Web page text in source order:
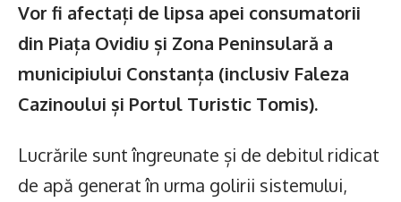
Vor fi afectați de lipsa apei consumatorii
din Piața Ovidiu și Zona Peninsulară a
municipiului Constanța (inclusiv Faleza
Cazinoului și Portul Turistic Tomis).
Lucrările sunt îngreunate și de debitul ridicat
de apă generat în urma golirii sistemului,